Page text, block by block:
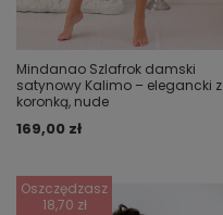
Mindanao Szlafrok damski
satynowy Kalimo – elegancki z
koronką, nude
169,00 zł
Oszczędzasz
18,70 zł